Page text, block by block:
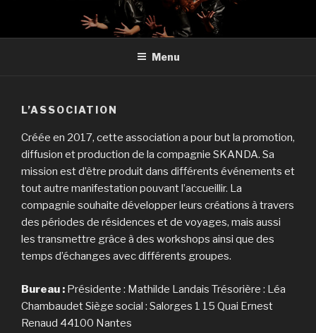
contenu
Menu
L’ASSOCIATION
Créée en 2017, cette association a pour but la promotion,
diffusion et production de la compagnie SKANDA. Sa
mission est d’être produit dans différents événements et
tout autre manifestation pouvant l’accueillir. La
compagnie souhaite développer leurs créations à travers
des périodes de résidences et de voyages, mais aussi
les transmettre grâce à des workshops ainsi que des
temps d’échanges avec différents groupes.
Bureau : Présidente : Mathilde Landais Trésorière : Léa
Chambaudet Siège social : Salorges 1 15 Quai Ernest
Renaud 44100 Nantes